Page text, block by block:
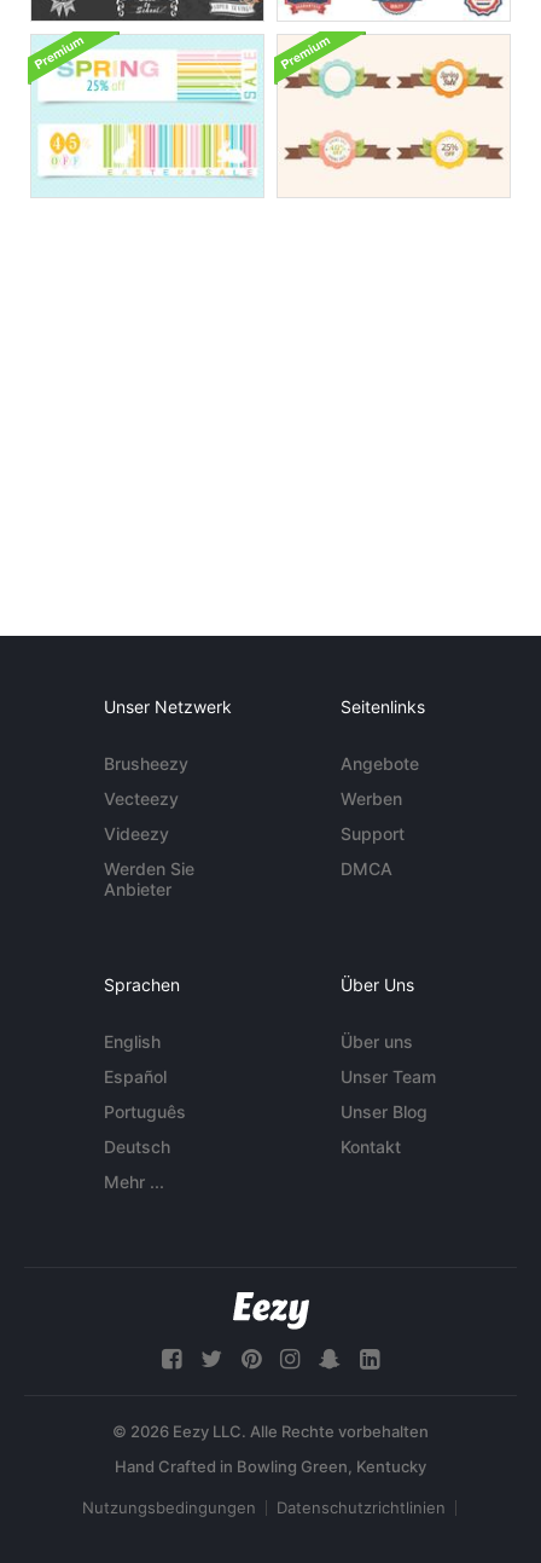
Unser Netzwerk
Brusheezy
Vecteezy
Videezy
Werden Sie
Anbieter
Seitenlinks
Angebote
Werben
Support
DMCA
Sprachen
English
Español
Português
Deutsch
Mehr ...
Über Uns
Über uns
Unser Team
Unser Blog
Kontakt
© 2026 Eezy LLC. Alle Rechte vorbehalten
Nutzungsbedingungen Datenschutzrichtlinien